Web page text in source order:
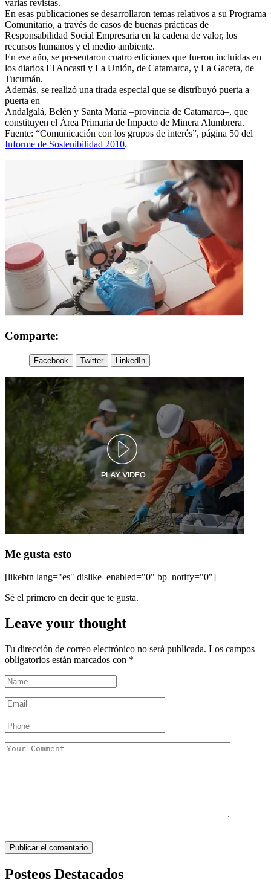
varias revistas.
En esas publicaciones se desarrollaron temas relativos a su Programa
Comunitario, a través de casos de buenas prácticas de
Responsabilidad Social Empresaria en la cadena de valor, los
recursos humanos y el medio ambiente.
En ese año, se presentaron cuatro ediciones que fueron incluidas en
los diarios El Ancasti y La Unión, de Catamarca, y La Gaceta, de
Tucumán.
Además, se realizó una tirada especial que se distribuyó puerta a
puerta en
Andalgalá, Belén y Santa María –provincia de Catamarca–, que
constituyen el Área Primaria de Impacto de Minera Alumbrera.
Fuente: “Comunicación con los grupos de interés”, página 50 del
Informe de Sostenibilidad 2010.
Comparte:
Facebook Twitter LinkedIn
Me gusta esto
[likebtn lang="es" dislike_enabled="0" bp_notify="0"]
Sé el primero en decir que te gusta.
Leave your thought
Tu dirección de correo electrónico no será publicada. Los campos
obligatorios están marcados con *
Posteos Destacados